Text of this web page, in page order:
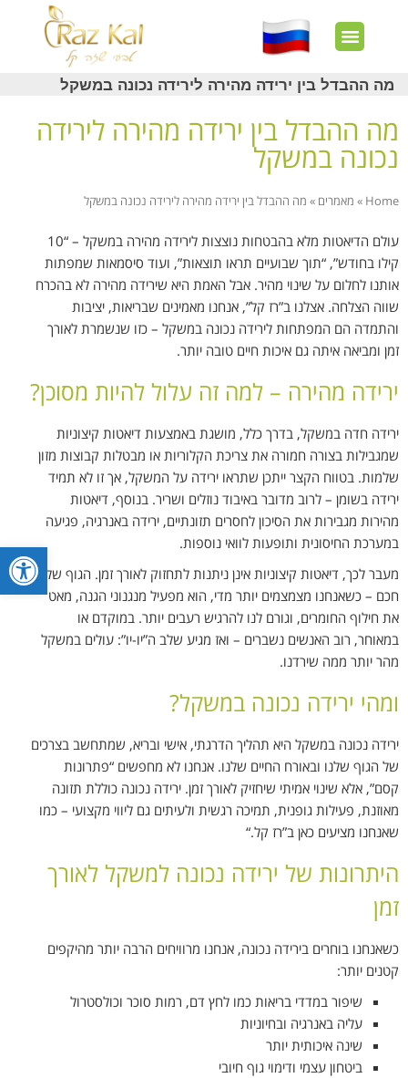
מה ההבדל בין ירידה מהירה לירידה נכונה במשקל
מה ההבדל בין ירידה מהירה לירידה
נכונה במשקל
Home
» מאמרים » מה ההבדל בין ירידה מהירה לירידה נכונה במשקל
עולם הדיאטות מלא בהבטחות נוצצות לירידה מהירה במשקל – “10
קילו בחודש”, “תוך שבועיים תראו תוצאות”, ועוד סיסמאות שמפתות
אותנו לחלום על שינוי מהיר. אבל האמת היא שירידה מהירה לא בהכרח
שווה הצלחה. אצלנו ב”רז קל”, אנחנו מאמינים שבריאות, יציבות
והתמדה הם המפתחות לירידה נכונה במשקל – כזו שנשמרת לאורך
זמן ומביאה איתה גם איכות חיים טובה יותר.
ירידה מהירה – למה זה עלול להיות מסוכן?
ירידה חדה במשקל, בדרך כלל, מושגת באמצעות דיאטות קיצוניות
שמגבילות בצורה חמורה את צריכת הקלוריות או מבטלות קבוצות מזון
שלמות. בטווח הקצר ייתכן שתראו ירידה על המשקל, אך זו לא תמיד
ירידה בשומן – לרוב מדובר באיבוד נוזלים ושריר. בנוסף, דיאטות
מהירות מגבירות את הסיכון לחסרים תזונתיים, ירידה באנרגיה, פגיעה
במערכת החיסונית ותופעות לוואי נוספות.
מעבר לכך, דיאטות קיצוניות אינן ניתנות לתחזוק לאורך זמן. הגוף שלנו
חכם – כשאנחנו מצמצמים יותר מדי, הוא מפעיל מנגנוני הגנה, מאט
את חילוף החומרים, וגורם לנו להרגיש רעבים יותר. במוקדם או
במאוחר, רוב האנשים נשברים – ואז מגיע שלב ה”יו-יו”: עולים במשקל
מהר יותר ממה שירדנו.
ומהי ירידה נכונה במשקל?
ירידה נכונה במשקל היא תהליך הדרגתי, אישי ובריא, שמתחשב בצרכים
של הגוף שלנו ובאורח החיים שלנו. אנחנו לא מחפשים “פתרונות
קסם”, אלא שינוי אמיתי שיחזיק לאורך זמן. ירידה נכונה כוללת תזונה
מאוזנת, פעילות גופנית, תמיכה רגשית ולעיתים גם ליווי מקצועי – כמו
שאנחנו מציעים כאן ב”רז קל“.
היתרונות של ירידה נכונה למשקל לאורך
זמן
כשאנחנו בוחרים בירידה נכונה, אנחנו מרוויחים הרבה יותר מהיקפים
קטנים יותר:
שיפור במדדי בריאות כמו לחץ דם, רמות סוכר וכולסטרול
עליה באנרגיה ובחיוניות
שינה איכותית יותר
ביטחון עצמי ודימוי גוף חיובי
פתח